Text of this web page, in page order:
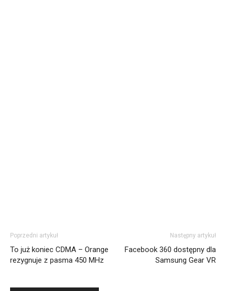
Poprzedni artykuł
To już koniec CDMA – Orange
rezygnuje z pasma 450 MHz
Następny artykuł
Facebook 360 dostępny dla
Samsung Gear VR